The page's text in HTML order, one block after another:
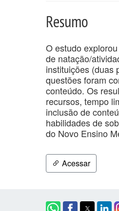
Resumo
O estudo
de natação/
instituições (duas
questões foram
conteúdo. Os
recursos, tempo
inclusão de
habilidades de
do Novo Ensino
Acessar